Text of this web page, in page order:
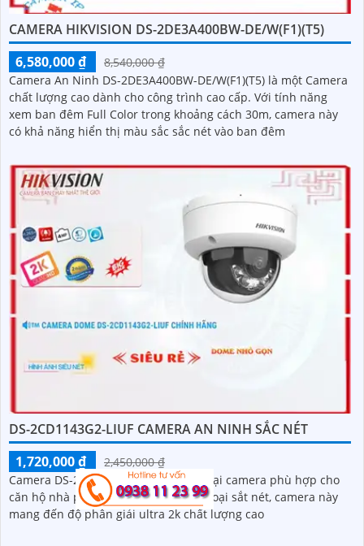
CAMERA HIKVISION DS-2DE3A400BW-DE/W(F1)(T5)
6,580,000 ₫
8,540,000 ₫
Camera An Ninh DS-2DE3A400BW-DE/W(F1)(T5) là một Camera
chất lượng cao dành cho công trình cao cấp. Với tính năng
xem ban đêm Full Color trong khoảng cách 30m, camera này
có khả năng hiển thị màu sắc sắc nét vào ban đêm
DS-2CD1143G2-LIUF CAMERA AN NINH SẮC NÉT
1,720,000 ₫
2,450,000 ₫
Camera DS-2CD1143G2-LIUF là một loại camera phù hợp cho
căn hộ nhà phố. Với dạng dome kim loại sắt nét, camera này
mang đến độ phân giải ultra 2k chất lượng cao